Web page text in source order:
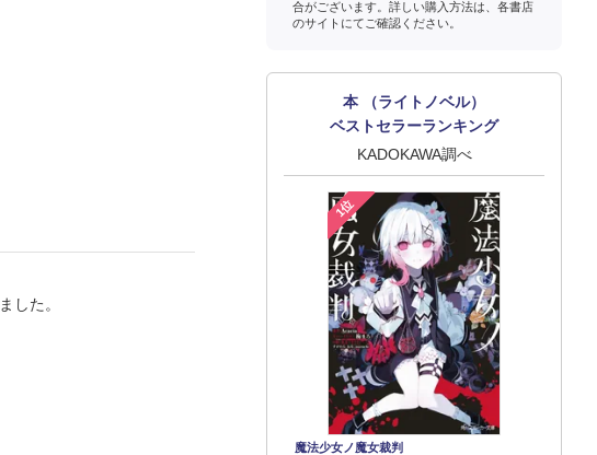
した。
合がございます。詳しい購入方法は、各書店
のサイトにてご確認ください。
本 （ライトノベル）
ベストセラーランキング
KADOKAWA調べ
1位
魔法少女ノ魔女裁判